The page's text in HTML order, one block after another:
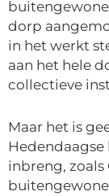
dorp
in het werkt
aan het hele
collectieve
Maar het is
Hedendaagse
inbreng, zoals